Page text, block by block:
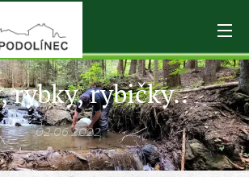
rybky, rybičky..
02.06.2022